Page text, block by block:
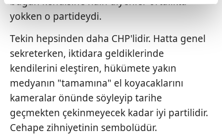
reklamların maliyetlerimizi karşılamak noktasında tek gelir
kalemimiz olduğunu sizlere hatırlatmak isteriz.
Her halükârda, kullanıcılar, bu çerezlere izin vermedikleri
takdirde, kullanıcılara hedefli reklamlar
gösterilmeyecektir."
Sizlere daha iyi bir hizmet sunabilmek için İnternet
Sitemizde kendimize ve üçüncü kişilere ait çerezler
kullanılmaktadır. Bu çerezler vasıtasıyla çeşitli kişisel
verileriniz işlenmekte olup gerekli olan çerezler bilgi
yokken o partideydi.
Tekin hepsinden daha CHP'lidir. Hatta genel
sekreterken, iktidara geldiklerinde
kendilerini eleştiren, hükümete yakın
medyanın "tamamına" el koyacaklarını
kameralar önünde söyleyip tarihe
geçmekten çekinmeyecek kadar iyi partilidir.
Cehape zihniyetinin sembolüdür.